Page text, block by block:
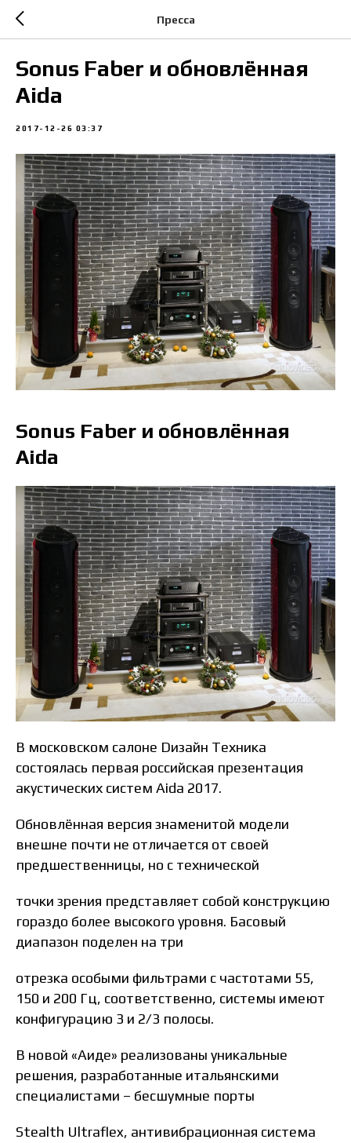
Пресса
Sonus Faber и обновлённая
Aida
2017-12-26 03:37
Sonus Faber и обновлённая
Aida
В московском салоне Dизайн Tехника
состоялась первая российская презентация
акустических систем Aida 2017.
Обновлённая версия знаменитой модели
внешне почти не отличается от своей
предшественницы, но с технической
точки зрения представляет собой конструкцию
гораздо более высокого уровня. Басовый
диапазон поделен на три
отрезка особыми фильтрами с частотами 55,
150 и 200 Гц, соответственно, системы имеют
конфигурацию 3 и 2/3 полосы.
В новой «Аиде» реализованы уникальные
решения, разработанные итальянскими
специалистами – бесшумные порты
Stealth Ultraflex, антивибрационная система